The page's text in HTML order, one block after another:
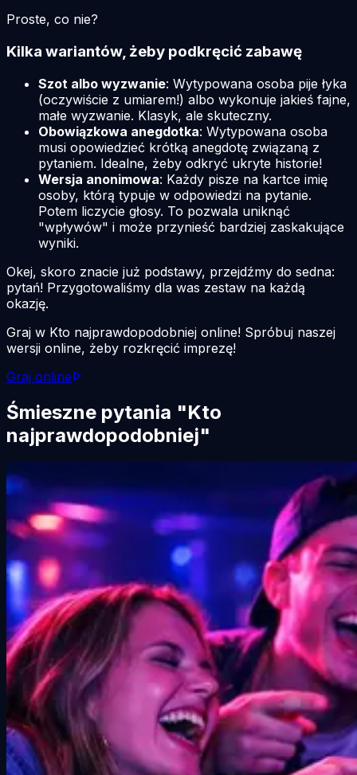
Proste, co nie?
Kilka wariantów, żeby podkręcić zabawę
Szot albo wyzwanie: Wytypowana osoba pije łyka
(oczywiście z umiarem!) albo wykonuje jakieś fajne,
małe wyzwanie. Klasyk, ale skuteczny.
Obowiązkowa anegdotka: Wytypowana osoba
musi opowiedzieć krótką anegdotę związaną z
pytaniem. Idealne, żeby odkryć ukryte historie!
Wersja anonimowa: Każdy pisze na kartce imię
osoby, którą typuje w odpowiedzi na pytanie.
Potem liczycie głosy. To pozwala uniknąć
"wpływów" i może przynieść bardziej zaskakujące
wyniki.
Okej, skoro znacie już podstawy, przejdźmy do sedna:
pytań! Przygotowaliśmy dla was zestaw na każdą
okazję.
Graj w Kto najprawdopodobniej online! Spróbuj naszej
wersji online, żeby rozkręcić imprezę!
Graj online
Śmieszne pytania "Kto
najprawdopodobniej"